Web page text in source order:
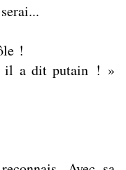
!
il a dit putain ! »